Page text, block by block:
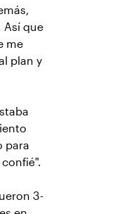
Así que
me
plan y
para
3-